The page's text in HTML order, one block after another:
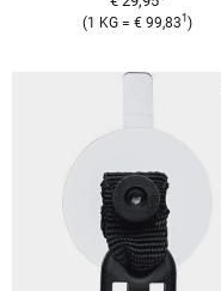
(1 KG = € 99,831 )